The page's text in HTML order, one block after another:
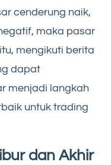
cenderung naik,
maka pasar
mengikuti berita
dapat
menjadi langkah
untuk trading
dan Akhir